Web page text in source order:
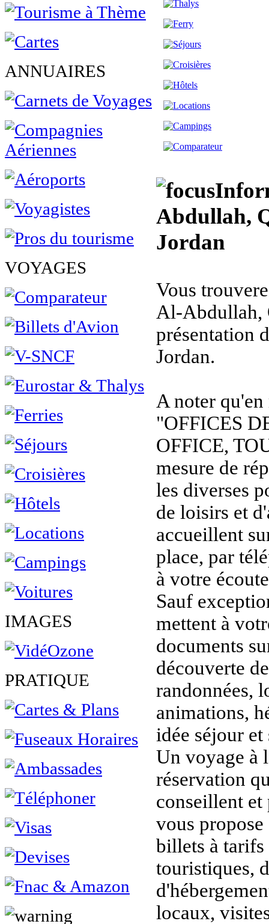
ANNUAIRES
VOYAGES
IMAGES
PRATIQUE
Abdullah,
Jordan
Vous
Al-Abdullah,
présentation
Jordan.
A noter
"OFFICES
OFFICE,
mesure de
les diverses
de loisirs et
accueillent
place, par
à votre
Sauf
mettent à
documents
découverte
randonnées,
animations,
idée séjour et
Un voyage à
réservation
conseillent et
vous
billets à
touristiques,
locaux,